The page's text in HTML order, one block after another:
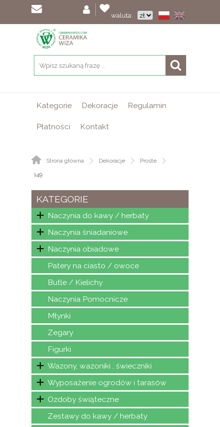
waluta:
Kategorie Dekoracje Regulamin
Płatności Kontakt
Strona główna Dekoracje
Proste
149
KATEGORIE
Naczynia do kawy / herbaty
Naczynia śniadaniowe
Naczynia obiadowe
Patery na ciasto / owoce
Butle / Kielichy
Naczynia Pomocnicze
Młynki
Zegary
Figurki
Wazony, wazoniki , świeczniki
Wyposażenie ogrodów i tarasów
Ozdoby świąteczne
Zestawy do kawy / herbaty